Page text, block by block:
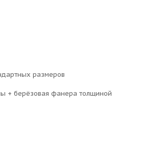
размеров
+ берёзовая фанера толщиной